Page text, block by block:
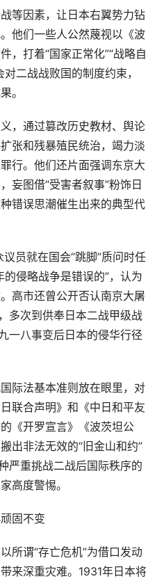
等因素，让日本右翼势力钻
他们一些人公然蔑视以《波
，打着“国家正常化”“战略自
二战战败国的制度约束，
。
，通过篡改历史教材、舆论
张和残暴殖民统治，竭力淡
行。他们还片面强调东京大
妄图借“受害者叙事”粉饰日
错误思潮催生出来的典型代
员就在国会“跳脚”质问时任
侵略战争是错误的”，认为
高市还曾公开否认南京大屠
多次到供奉日本二战甲级战
一八事变后日本的侵华行径
际法基本准则放在眼里，对
联合声明》和《中日和平友
《开罗宣言》《波茨坦公
出非法无效的“旧金山和约”
严重挑战二战后国际秩序的
高度警惕。
固不变
所谓“存亡危机”为借口发动
来深重灾难。1931年日本将